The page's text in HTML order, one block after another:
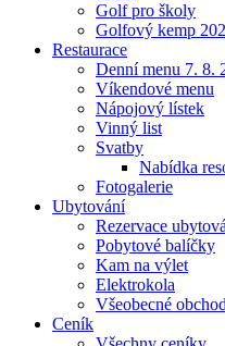
Golf pro školy
Golfový kemp
Restaurace
Denní menu 7. 8.
Víkendové menu
Nápojový lístek
Vinný list
Svatby
Nabídka
Fotogalerie
Ubytování
Rezervace
Pobytové balíčky
Kam na výlet
Elektrokola
Všeobecné
Ceník